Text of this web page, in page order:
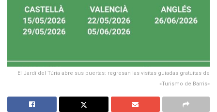
El Jardí del Túria abre sus puertas: regresan las visitas guiadas gratuitas de
«Turismo de Barris»